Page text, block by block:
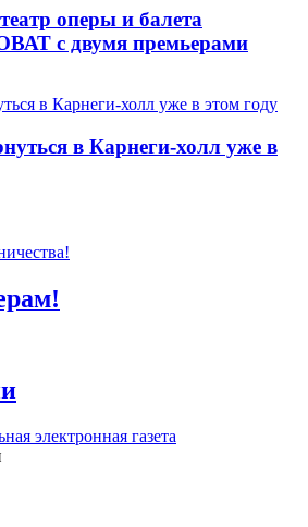
оперы и балета
с двумя премьерами
в Карнеги-холл уже в
электронная газета